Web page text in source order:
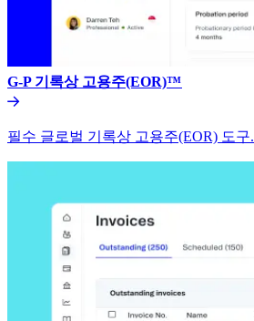
G-P 기록상 고용주(EOR)™​​
필수 글로벌 기록상 고용주(EOR) 도구.​​